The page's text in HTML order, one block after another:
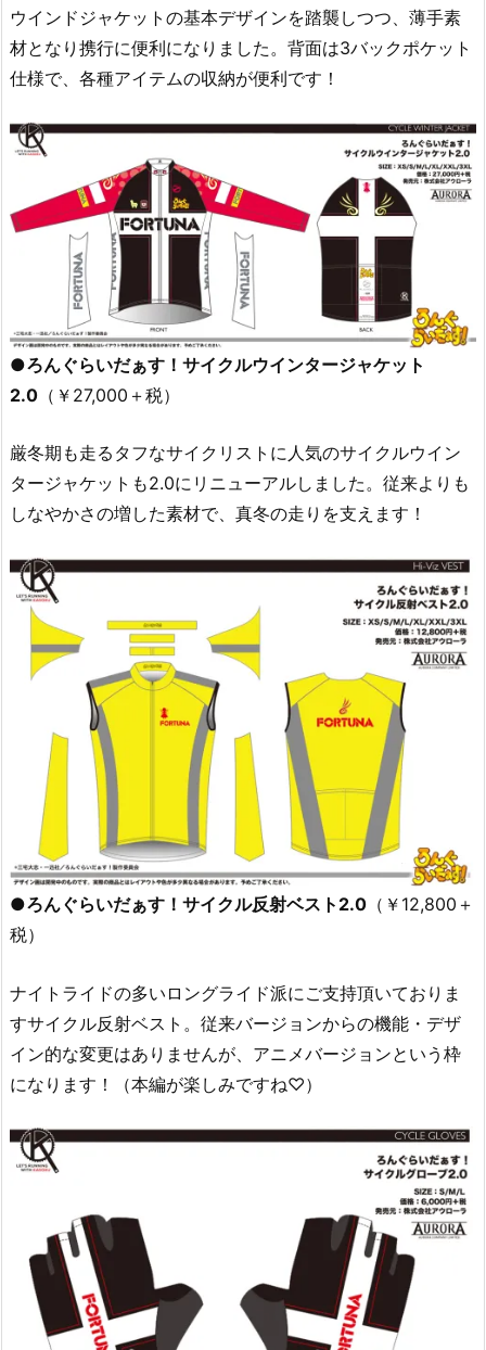
ウインドジャケットの基本デザインを踏襲しつつ、薄手素
材となり携行に便利になりました。背面は3バックポケット
仕様で、各種アイテムの収納が便利です！
●ろんぐらいだぁす！サイクルウインタージャケット
2.0 （￥27,000＋税）
厳冬期も走るタフなサイクリストに人気のサイクルウイン
タージャケットも2.0にリニューアルしました。従来よりも
しなやかさの増した素材で、真冬の走りを支えます！
●ろんぐらいだぁす！サイクル反射ベスト2.0 （￥12,800＋
税）
ナイトライドの多いロングライド派にご支持頂いておりま
すサイクル反射ベスト。従来バージョンからの機能・デザ
イン的な変更はありませんが、アニメバージョンという枠
になります！（本編が楽しみですね♡）